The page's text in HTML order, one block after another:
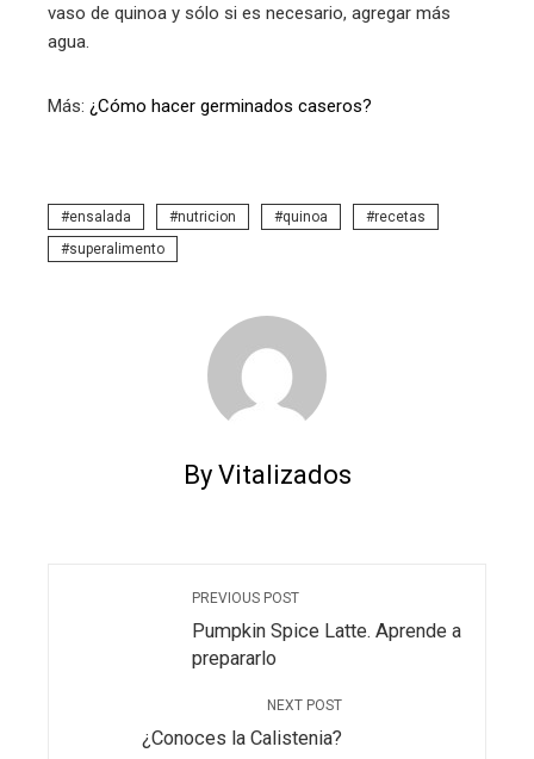
vaso de quinoa y sólo si es necesario, agregar más
agua.
Más: ¿Cómo hacer germinados caseros?
ensalada nutricion quinoa
recetas
superalimento
By Vitalizados
PREVIOUS POST
Pumpkin Spice Latte. Aprende a
prepararlo
NEXT POST
¿Conoces la Calistenia?